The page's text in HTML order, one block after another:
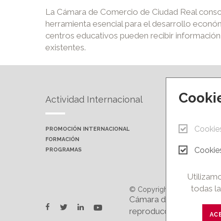
La Cámara de Comercio de Ciudad Real
herramienta esencial para el desarrollo
centros educativos pueden recibir
existentes.
Actividad Internacional
PROMOCIÓN INTERNACIONAL
FORMACIÓN
PROGRAMAS
CAMPUS
facebook
twitterlinkedinyoutube
© Copyright 2026.
Cámara de Comercio e
reproducción total o
todas